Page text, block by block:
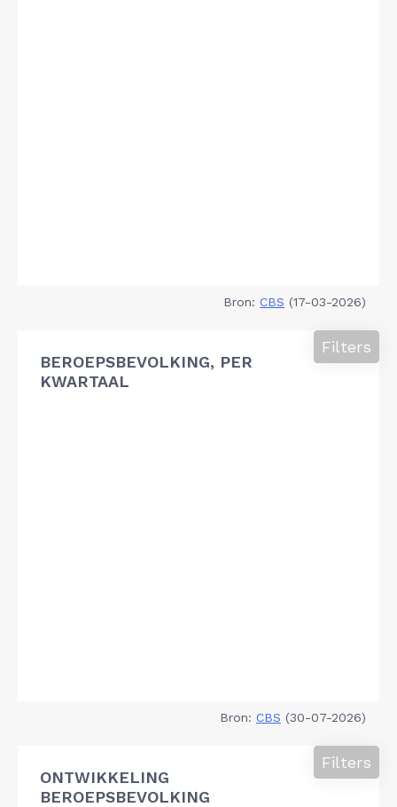
Bron: CBS (17-03-2026)
BEROEPSBEVOLKING, PER
KWARTAAL
Filters
Bron: CBS (30-07-2026)
ONTWIKKELING
BEROEPSBEVOLKING
Filters